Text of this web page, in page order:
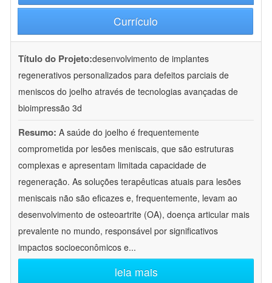
Currículo
Título do Projeto:desenvolvimento de implantes
regenerativos personalizados para defeitos parciais de
meniscos do joelho através de tecnologias avançadas de
bioimpressão 3d
Resumo: A saúde do joelho é frequentemente
comprometida por lesões meniscais, que são estruturas
complexas e apresentam limitada capacidade de
regeneração. As soluções terapêuticas atuais para lesões
meniscais não são eficazes e, frequentemente, levam ao
desenvolvimento de osteoartrite (OA), doença articular mais
prevalente no mundo, responsável por significativos
impactos socioeconômicos e...
leia mais